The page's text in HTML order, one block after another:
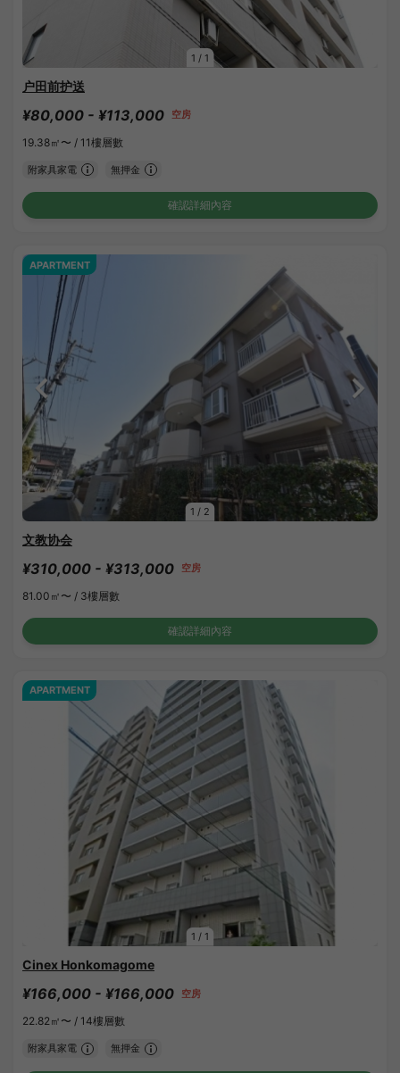
1 / 1
户田前护送
¥80,000 - ¥113,000 空房
19.38㎡〜 / 11樓層數
附家具家電 無押金
確認詳細內容
1 / 2
APARTMENT
文教协会
¥310,000 - ¥313,000 空房
81.00㎡〜 / 3樓層數
確認詳細內容
1 / 1
APARTMENT
Cinex Honkomagome
¥166,000 - ¥166,000 空房
22.82㎡〜 / 14樓層數
附家具家電 無押金